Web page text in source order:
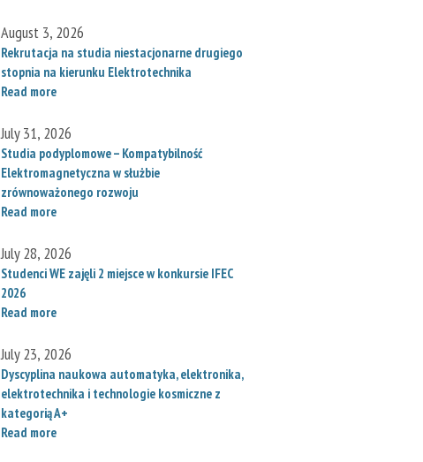
August 3, 2026
Rekrutacja na studia niestacjonarne drugiego
stopnia na kierunku Elektrotechnika
Read more
July 31, 2026
Studia podyplomowe – Kompatybilność
Elektromagnetyczna w służbie
zrównoważonego rozwoju
Read more
July 28, 2026
Studenci WE zajęli 2 miejsce w konkursie IFEC
2026
Read more
July 23, 2026
Dyscyplina naukowa automatyka, elektronika,
elektrotechnika i technologie kosmiczne z
kategorią A+
Read more